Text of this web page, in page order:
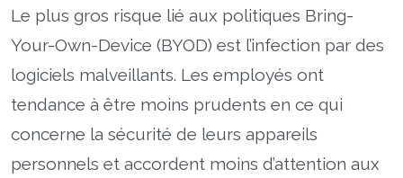
Le plus gros risque lié aux politiques Bring-
Your-Own-Device (BYOD) est l’infection par des
logiciels malveillants. Les employés ont
tendance à être moins prudents en ce qui
concerne la sécurité de leurs appareils
personnels et accordent moins d’attention aux